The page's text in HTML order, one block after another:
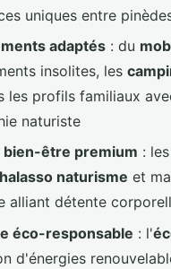
uniques entre
adaptés : du
insolites, les
les profils familiaux
naturiste
bien-être premium : les
naturisme et
alliant détente
éco-responsable : l'
d'énergies